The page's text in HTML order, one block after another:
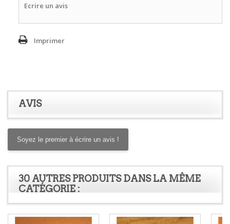
Ecrire un avis
Imprimer
AVIS
Soyez le premier à écrire un avis !
30 AUTRES PRODUITS DANS LA MÊME
CATÉGORIE :